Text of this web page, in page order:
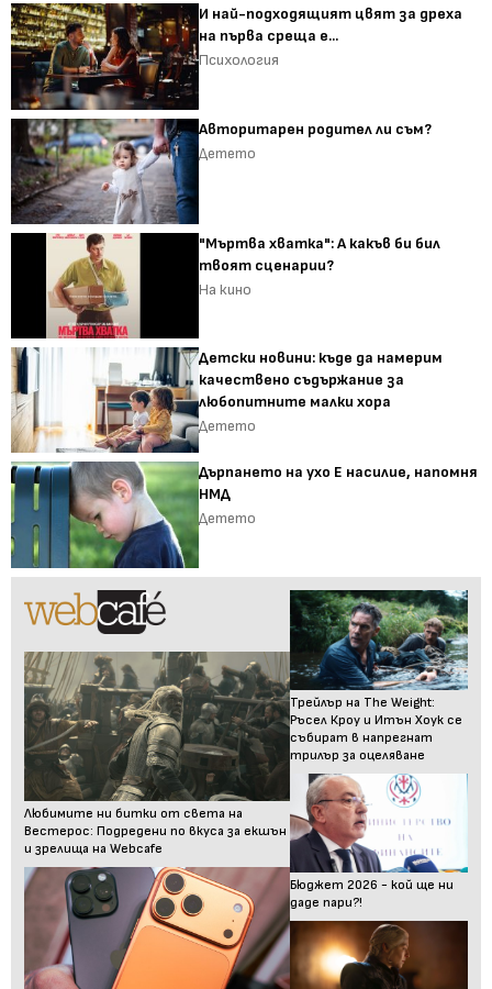
И най-подходящият цвят за дреха
на първа среща е...
Психология
Авторитарен родител ли съм?
Детето
"Мъртва хватка": А какъв би бил
твоят сценарии?
На кино
Детски новини: къде да намерим
качествено съдържание за
любопитните малки хора
Детето
Дърпането на ухо Е насилие, напомня
НМД
Детето
Любимите ни битки от света на
Вестерос: Подредени по вкуса за екшън
и зрелища на Webcafe
Трейлър на The Weight:
Ръсел Кроу и Итън Хоук се
събират в напрегнат
трилър за оцеляване
Бюджет 2026 - кой ще ни
даде пари?!